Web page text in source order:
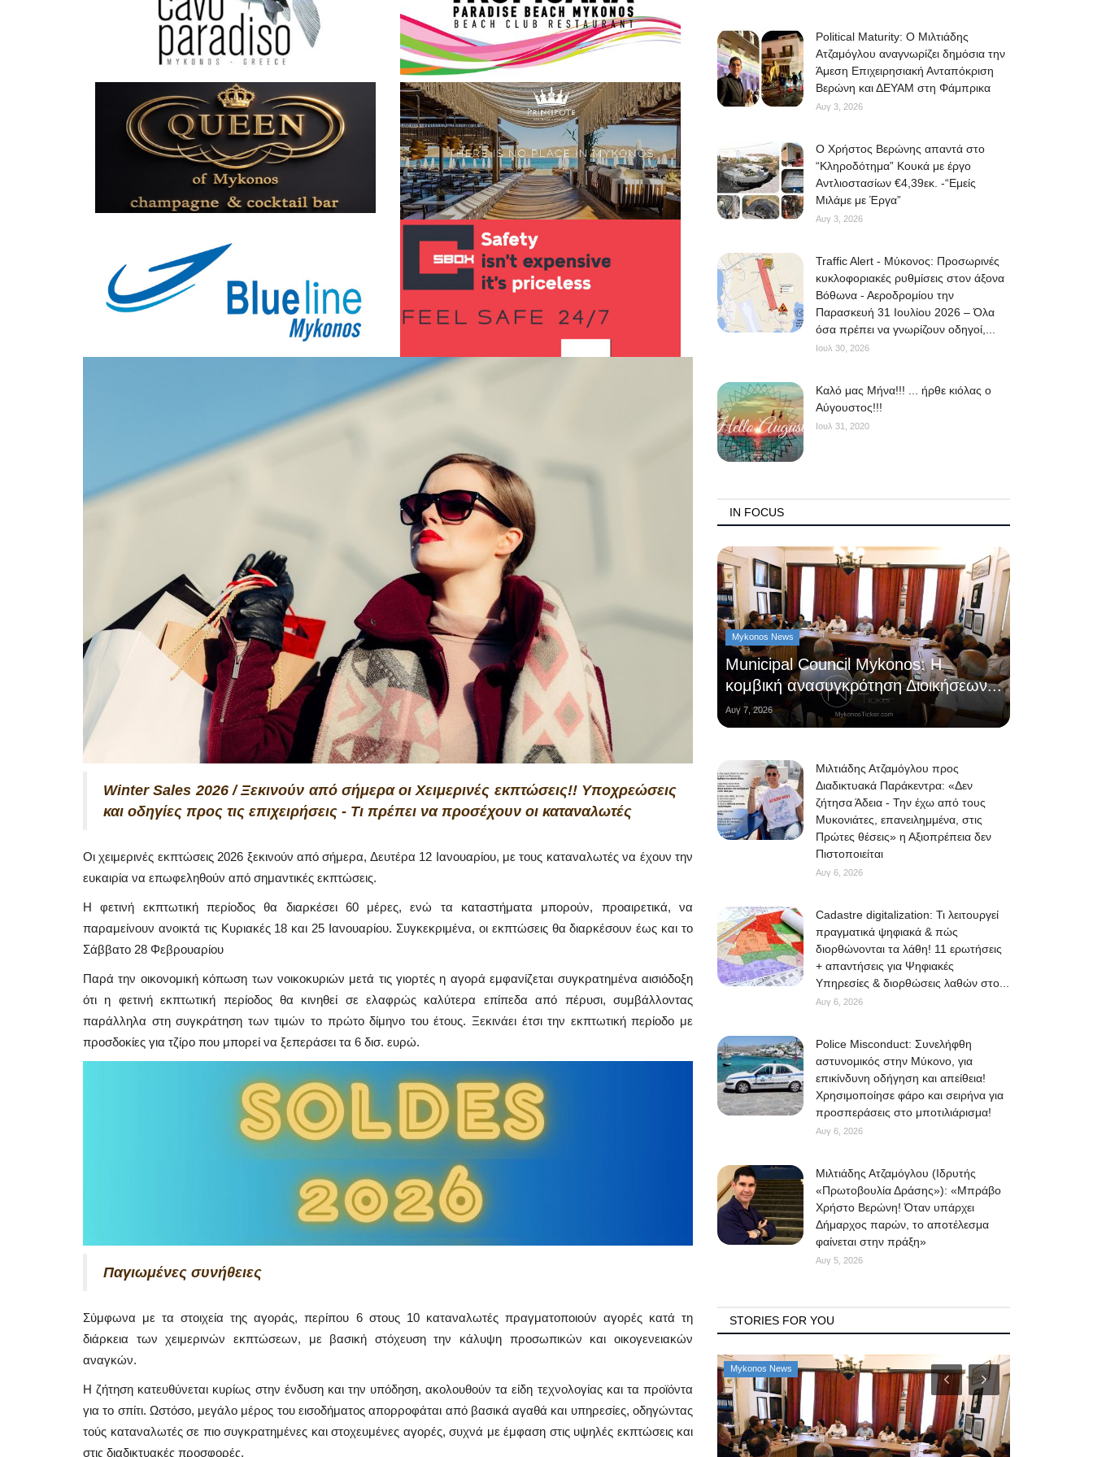
Winter Sales 2026 / Ξεκινούν από σήμερα οι Χειμερινές εκπτώσεις!! Υποχρεώσεις
και οδηγίες προς τις επιχειρήσεις - Τι πρέπει να προσέχουν οι καταναλωτές
Οι χειμερινές εκπτώσεις 2026 ξεκινούν από σήμερα, Δευτέρα 12 Ιανουαρίου, με τους καταναλωτές να έχουν την
ευκαιρία να επωφεληθούν από σημαντικές εκπτώσεις.
Η φετινή εκπτωτική περίοδος θα διαρκέσει 60 μέρες, ενώ τα καταστήματα μπορούν, προαιρετικά, να
παραμείνουν ανοικτά τις Κυριακές 18 και 25 Ιανουαρίου. Συγκεκριμένα, οι εκπτώσεις θα διαρκέσουν έως και το
Σάββατο 28 Φεβρουαρίου
Παρά την οικονομική κόπωση των νοικοκυριών μετά τις γιορτές η αγορά εμφανίζεται συγκρατημένα αισιόδοξη
ότι η φετινή εκπτωτική περίοδος θα κινηθεί σε ελαφρώς καλύτερα επίπεδα από πέρυσι, συμβάλλοντας
παράλληλα στη συγκράτηση των τιμών το πρώτο δίμηνο του έτους. Ξεκινάει έτσι την εκπτωτική περίοδο με
προσδοκίες για τζίρο που μπορεί να ξεπεράσει τα 6 δισ. ευρώ.
Παγιωμένες συνήθειες
Σύμφωνα με τα στοιχεία της αγοράς, περίπου 6 στους 10 καταναλωτές πραγματοποιούν αγορές κατά τη
διάρκεια των χειμερινών εκπτώσεων, με βασική στόχευση την κάλυψη προσωπικών και οικογενειακών
αναγκών.
Η ζήτηση κατευθύνεται κυρίως στην ένδυση και την υπόδηση, ακολουθούν τα είδη τεχνολογίας και τα προϊόντα
για το σπίτι. Ωστόσο, μεγάλο μέρος του εισοδήματος απορροφάται από βασικά αγαθά και υπηρεσίες, οδηγώντας
τούς καταναλωτές σε πιο συγκρατημένες και στοχευμένες αγορές, συχνά με έμφαση στις υψηλές εκπτώσεις και
στις διαδικτυακές προσφορές.
Political Maturity: Ο Μιλτιάδης
Ατζαμόγλου αναγνωρίζει δημόσια την
Άμεση Επιχειρησιακή Ανταπόκριση
Βερώνη και ΔΕΥΑΜ στη Φάμπρικα
Αυγ 3, 2026
O Χρήστος Βερώνης απαντά στο
“Κληροδότημα” Κουκά με έργο
Αντλιοστασίων €4,39εκ. -“Εμείς
Μιλάμε με Έργα”
Αυγ 3, 2026
Traffic Alert - Μύκονος: Προσωρινές
κυκλοφοριακές ρυθμίσεις στον άξονα
Βόθωνα - Αεροδρομίου την
Παρασκευή 31 Ιουλίου 2026 – Όλα
όσα πρέπει να γνωρίζουν οδηγοί,...
Ιουλ 30, 2026
Kαλό μας Μήνα!!! ... ήρθε κιόλας ο
Αύγουστος!!!
Ιουλ 31, 2020
IN FOCUS
Mykonos News
Municipal Council Mykonos: Η
κομβική ανασυγκρότηση Διοικήσεων...
Αυγ 7, 2026
Μιλτιάδης Ατζαμόγλου προς
Διαδικτυακά Παράκεντρα: «Δεν
ζήτησα Άδεια - Την έχω από τους
Μυκονιάτες, επανειλημμένα, στις
Πρώτες θέσεις» η Αξιοπρέπεια δεν
Πιστοποιείται
Αυγ 6, 2026
Cadastre digitalization: Τι λειτουργεί
πραγματικά ψηφιακά & πώς
διορθώνονται τα λάθη! 11 ερωτήσεις
+ απαντήσεις για Ψηφιακές
Υπηρεσίες & διορθώσεις λαθών στο...
Αυγ 6, 2026
Police Misconduct: Συνελήφθη
αστυνομικός στην Μύκονο, για
επικίνδυνη οδήγηση και απείθεια!
Χρησιμοποίησε φάρο και σειρήνα για
προσπεράσεις στο μποτιλιάρισμα!
Αυγ 6, 2026
Μιλτιάδης Ατζαμόγλου (Ιδρυτής
«Πρωτοβουλία Δράσης»): «Μπράβο
Χρήστο Βερώνη! Όταν υπάρχει
Δήμαρχος παρών, το αποτέλεσμα
φαίνεται στην πράξη»
Αυγ 5, 2026
STORIES FOR YOU
Mykonos News